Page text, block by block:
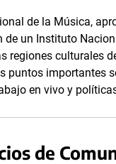
de la Música,
un Instituto
regiones culturales
puntos importantes
en vivo y
de